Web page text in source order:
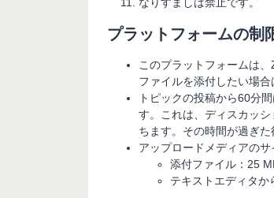
プラットフォームの制
このプラットフォームは
ファイルを添付したい場
トピックの投稿から60分
す。これは、ディスカッ
ちます。その時間が過ぎ
アップロードメディアのサ
添付ファイル：25
テキストエディタ